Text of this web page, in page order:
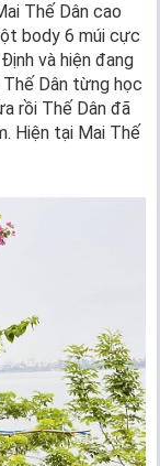
Thế Dân cao
body 6 múi cực
và hiện đang
Dân từng học
rồi Thế Dân đã
Hiện tại Mai Thế